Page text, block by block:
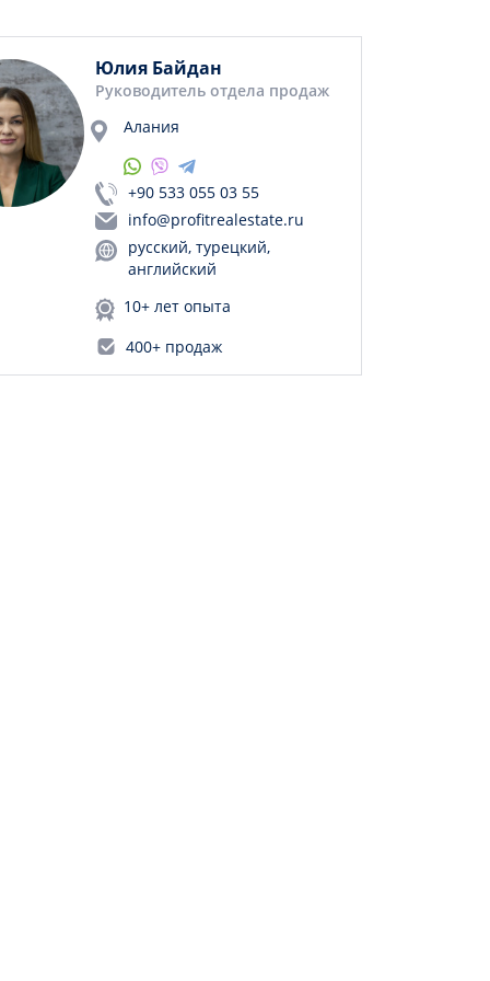
Юлия Байдан
Руководитель отдела продаж
Алания
+90 533 055 03 55
info@profitrealestate.ru
русский, турецкий,
английский
10+ лет опыта
400+ продаж